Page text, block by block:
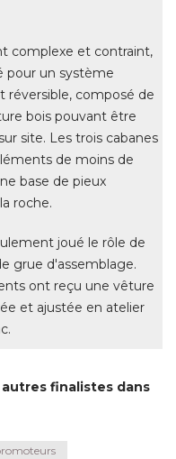
complexe et contraint,
pour un système
réversible, composé de
bois pouvant être
site. Les trois cabanes
de moins de
base de pieux
roche.
joué le rôle de
grue d'assemblage.
ont reçu une vêture
et ajustée en atelier
finalistes dans